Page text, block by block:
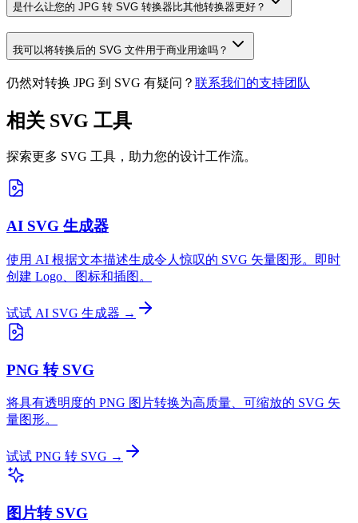
是什么让您的 JPG 转 SVG 转换器比其他转换器更好？
我可以将转换后的 SVG 文件用于商业用途吗？
仍然对转换 JPG 到 SVG 有疑问？ 联系我们的支持团队
相关 SVG 工具
探索更多 SVG 工具，助力您的设计工作流。
AI SVG 生成器
使用 AI 根据文本描述生成令人惊叹的 SVG 矢量图形。即时
创建 Logo、图标和插图。
试试 AI SVG 生成器 →
PNG 转 SVG
将具有透明度的 PNG 图片转换为高质量、可缩放的 SVG 矢
量图形。
试试 PNG 转 SVG →
图片转 SVG